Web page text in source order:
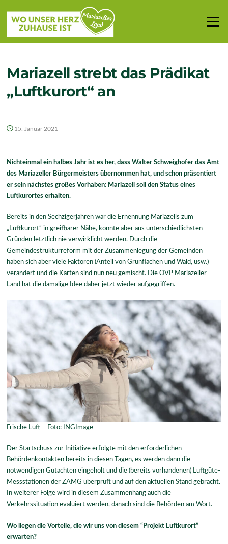
Inhalt
springen
Menü
Mariazell strebt das Prädikat
„Luftkurort“ an
15. Januar 2021
Nichteinmal ein halbes Jahr ist es her, dass Walter Schweighofer das Amt
des Mariazeller Bürgermeisters übernommen hat, und schon präsentiert
er sein nächstes großes Vorhaben: Mariazell soll den Status eines
Luftkurortes erhalten.
Bereits in den Sechzigerjahren war die Ernennung Mariazells zum
„Luftkurort“ in greifbarer Nähe, konnte aber aus unterschiedlichsten
Gründen letztlich nie verwirklicht werden. Durch die
Gemeindestrukturreform mit der Zusammenlegung der Gemeinden
haben sich aber viele Faktoren (Anteil von Grünflächen und Wald, usw.)
verändert und die Karten sind nun neu gemischt. Die ÖVP Mariazeller
Land hat die damalige Idee daher jetzt wieder aufgegriffen.
Frische Luft – Foto: INGImage
Der Startschuss zur Initiative erfolgte mit den erforderlichen
Behördenkontakten bereits in diesen Tagen, es werden dann die
notwendigen Gutachten eingeholt und die (bereits vorhandenen) Luftgüte-
Messstationen der ZAMG überprüft und auf den aktuellen Stand gebracht.
In weiterer Folge wird in diesem Zusammenhang auch die
Verkehrssituation evaluiert werden, danach sind die Behörden am Wort.
Wo liegen die Vorteile, die wir uns von diesem “Projekt Luftkurort”
erwarten?